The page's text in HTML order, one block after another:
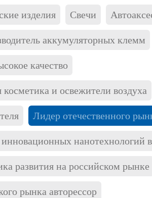
для нас.
премия "Автокомпонент года"
и продукции. Проведение
тестирований стимулирует
в отдельности и рынок в целом
свою продукцию и предлагать
изделия Свечи
аккумуляторных клемм
качество
и освежители воздуха
Лидер отечественного
нанотехнологий в
развития на российском рынке
рынка авторессор